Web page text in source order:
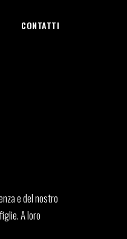
CONTATTI
e del nostro
A loro